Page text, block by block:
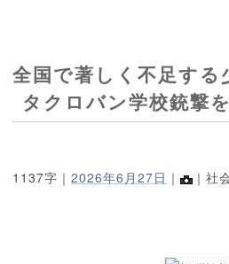
全国で著しく不足す
タクロバン学校銃撃
1137字｜ 2026年6月27日 ｜ ｜社